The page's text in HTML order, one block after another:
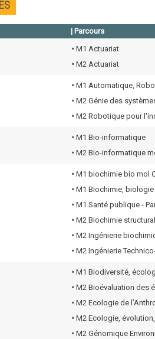
| Parcours
• M1 Actuariat
• M2 Actuariat
• M1 Automatique,
• M2 Génie des
• M2 Robotique pour
• M1 Bio-informatique
• M2 Bio-informatique
• M1 biochimie bio mol
• M1 Biochimie,
• M1 Santé publique -
• M2 Biochimie
• M2 Ingénierie
• M2 Ingénierie
• M1 Biodiversité,
• M2 Bioévaluation des
• M2 Ecologie de
• M2 Ecologie,
• M2 Génomique